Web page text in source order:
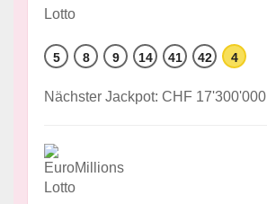
5 8 9 14 41 42 4
Nächster Jackpot: CHF 17'300'000